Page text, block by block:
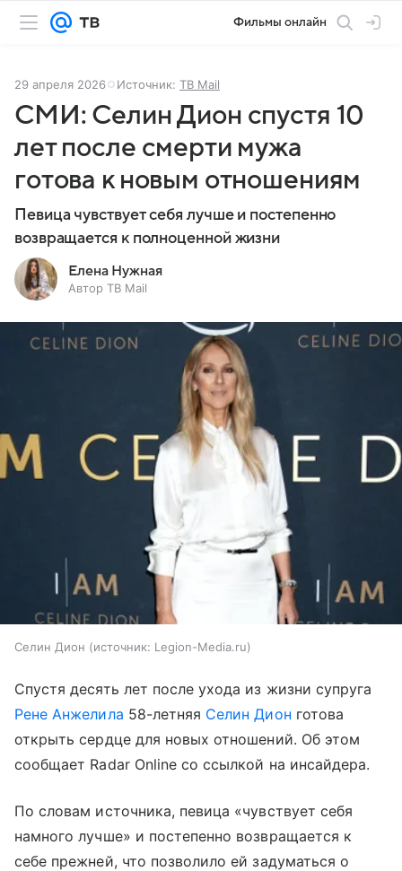
Фильмы онлайн
29 апреля 2026 Источник: ТВ Mail
СМИ: Селин Дион спустя 10
лет после смерти мужа
готова к новым отношениям
Певица чувствует себя лучше и постепенно
возвращается к полноценной жизни
Елена Нужная
Автор ТВ Mail
Селин Дион источник: Legion-Media.ru
Спустя десять лет после ухода из жизни супруга
Рене Анжелила 58-летняя Селин Дион готова
открыть сердце для новых отношений. Об этом
сообщает Radar Online со ссылкой на инсайдера.
По словам источника, певица «чувствует себя
намного лучше» и постепенно возвращается к
себе прежней, что позволило ей задуматься о